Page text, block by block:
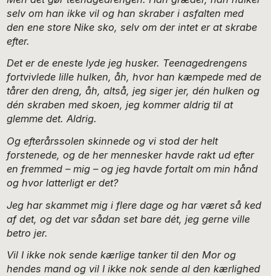
selv om han ikke vil og han skraber i asfalten med
den ene store Nike sko, selv om der intet er at skrabe
efter.
Det er de eneste lyde jeg husker. Teenagedrengens
fortvivlede lille hulken, åh, hvor han kæmpede med de
tårer den dreng, åh, altså, jeg siger jer, dén hulken og
dén skraben med skoen, jeg kommer aldrig til at
glemme det. Aldrig.
Og efterårssolen skinnede og vi stod der helt
forstenede, og de her mennesker havde rakt ud efter
en fremmed – mig – og jeg havde fortalt om min hånd
og hvor latterligt er det?
Jeg har skammet mig i flere dage og har været så ked
af det, og det var sådan set bare dét, jeg gerne ville
betro jer.
Vil I ikke nok sende kærlige tanker til den Mor og
hendes mand og vil I ikke nok sende al den kærlighed